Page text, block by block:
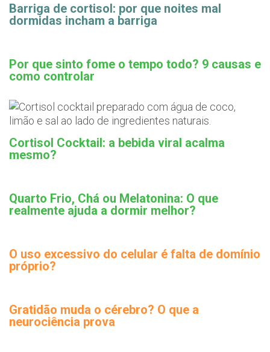
Barriga de cortisol: por que noites mal
dormidas incham a barriga
Por que sinto fome o tempo todo? 9 causas e
como controlar
Cortisol Cocktail: a bebida viral acalma
mesmo?
Quarto Frio, Chá ou Melatonina: O que
realmente ajuda a dormir melhor?
O uso excessivo do celular é falta de domínio
próprio?
Gratidão muda o cérebro? O que a
neurociência prova